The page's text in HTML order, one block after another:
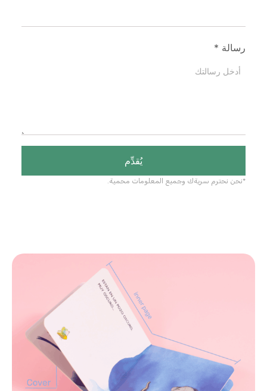
رسالة *
يُقدِّم
*نحن نحترم سريةك وجميع المعلومات محمية.